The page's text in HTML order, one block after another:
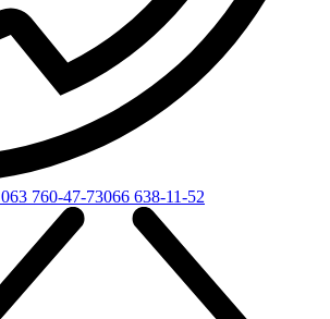
063 760-47-73066 638-11-52